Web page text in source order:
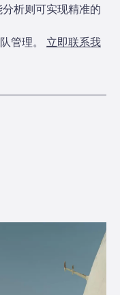
析则可实现精准的
管理。
立即联系我